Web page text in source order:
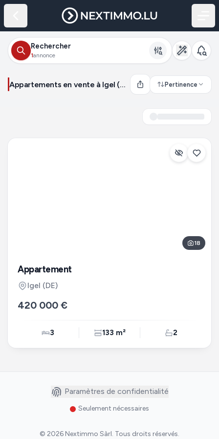
Rechercher
1annonce
Appartements en vente à Igel (Allemagne) Pertinence
18
Appartement
Igel (DE)
420 000 €
3 133 m² 2
Paramètres de confidentialité
Seulement nécessaires
© 2026 Nextimmo Sàrl. Tous droits réservés.